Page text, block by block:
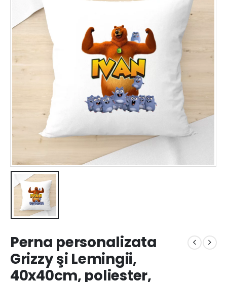
Perna personalizata
Grizzy şi Lemingii,
40x40cm, poliester,